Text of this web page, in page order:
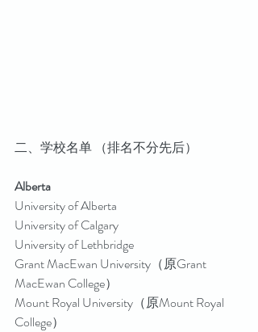
二、学校名单 （排名不分先后）
Alberta
University of Alberta
University of Calgary
University of Lethbridge
Grant MacEwan University（原Grant
MacEwan College）
Mount Royal University（原Mount Royal
College）